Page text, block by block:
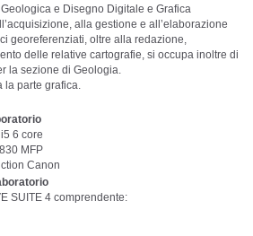
e Disegno Digitale e Grafica
alla gestione e all’elaborazione
georeferenziati, oltre alla redazione,
delle relative cartografie, si occupa inoltre di
la sezione di Geologia.
la parte grafica.
6 core
MFP
Canon
SUITE 4 comprendente: